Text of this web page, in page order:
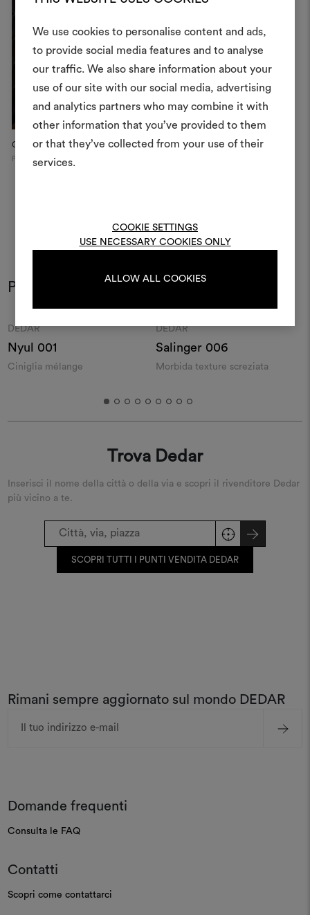
We use cookies to personalise content and ads,
to provide social media features and to analyse
our traffic. We also share information about your
use of our site with our social media, advertising
and analytics partners who may combine it with
other information that you’ve provided to them
or that they’ve collected from your use of their
services.
COOKIE SETTINGS
USE NECESSARY COOKIES ONLY
ALLOW ALL COOKIES
Galerie Thierry Lemaire
Paris
Showroom Inside 14
Potrebbe interessarti anche
Moodboard
DEDAR
Nyul 001
Ciniglia mélange
Moodboard
DEDAR
Salinger 006
Morbida texture screziata
Trova Dedar
Inserisci il nome della città o della via e scopri il rivenditore Dedar
più vicino a te.
SCOPRI TUTTI I PUNTI VENDITA DEDAR
Rimani sempre aggiornato sul mondo DEDAR
Domande frequenti
Consulta le FAQ
Contatti
Scopri come contattarci
Crea
Uno strumento interattivo
e condividere le tue idee,
REGISTRATI